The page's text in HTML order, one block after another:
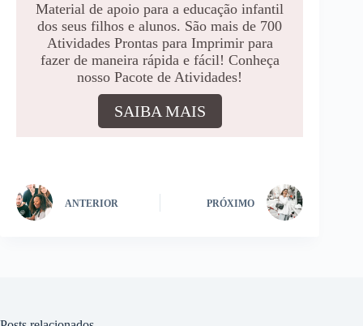
Material de apoio para a educação infantil
dos seus filhos e alunos. São mais de 700
Atividades Prontas para Imprimir para
fazer de maneira rápida e fácil! Conheça
nosso Pacote de Atividades!
SAIBA MAIS
ANTERIOR PRÓXIMO